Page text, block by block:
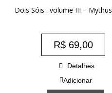
Dois Sóis : volume III – Mythus
R$69,00
Detalhes
Adicionar